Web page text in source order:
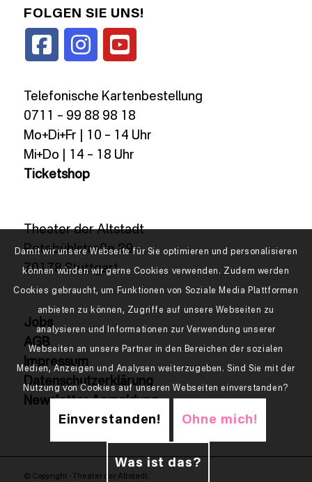
FOLGEN SIE UNS!
Telefonische Kartenbestellung
0711 – 99 88 98 18
Mo+Di+Fr | 10 – 14 Uhr
Mi+Do | 14 – 18 Uhr
Ticketshop
Theater der Altstadt
Rotebühlstraße 89
70178 Stuttgart
Jobs
AGB
Impressum
Datenschutzerklärung
Newsletter Anmeldung
© Copyright - Theater der Altstadt.
Damit wir unsere Webseite für Sie optimieren und personalisieren
können würden wir gerne Cookies verwenden. Zudem werden
Cookies gebraucht, um Funktionen von Soziale Media Plattformen
anbieten zu können, Zugriffe auf unsere Webseiten zu
analysieren und Informationen zur Verwendung unserer
Webseiten an unsere Partner in den Bereichen der sozialen
Medien, Anzeigen und Analysen weiterzugeben. Sind Sie mit der
Nutzung von Cookies auf unseren Webseiten einverstanden?
Einverstanden! Ohne mich!
Was ist das?